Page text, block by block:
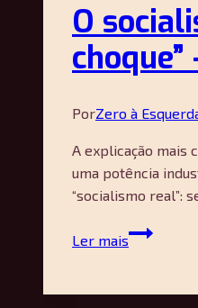
O
PorZero à
A explicação mais
uma potência
“socialismo real”:
Ler mais
O
socialismo
cria